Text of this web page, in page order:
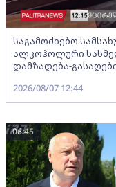
საგამოძიებო
ალკოჰოლური
დამზადება-
2026/08/07 12:44
06:45